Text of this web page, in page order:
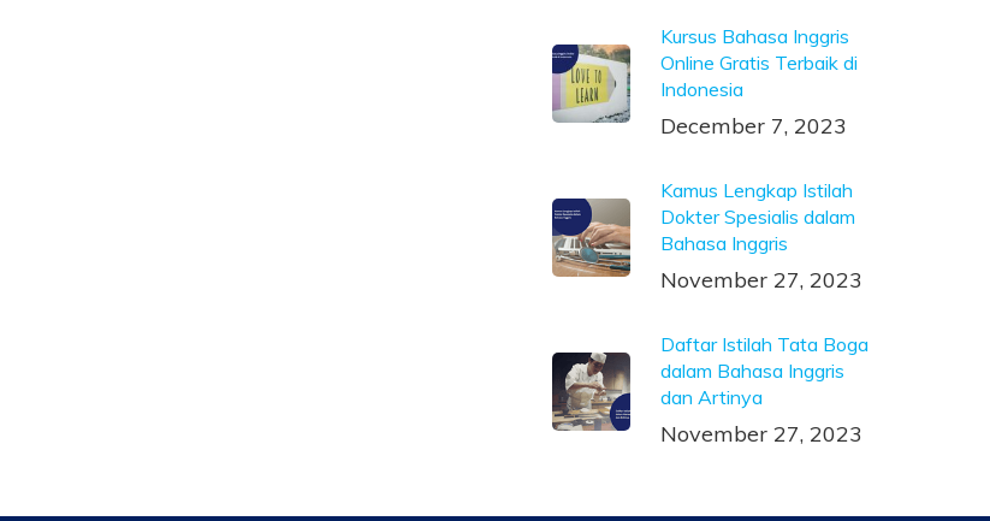
Kursus Bahasa Inggris
Online Gratis Terbaik di
Indonesia
December 7, 2023
Kamus Lengkap Istilah
Dokter Spesialis dalam
Bahasa Inggris
November 27, 2023
Daftar Istilah Tata Boga
dalam Bahasa Inggris
dan Artinya
November 27, 2023